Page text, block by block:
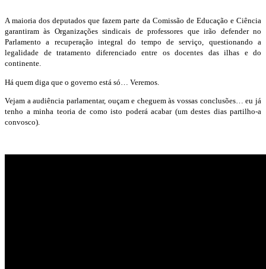
A maioria dos deputados que fazem parte da Comissão de Educação e Ciência
garantiram às Organizações sindicais de professores que irão defender no
Parlamento a recuperação integral do tempo de serviço, questionando a
legalidade de tratamento diferenciado entre os docentes das ilhas e do
continente.
Há quem diga que o governo está só… Veremos.
Vejam a audiência parlamentar, ouçam e cheguem às vossas conclusões… eu já
tenho a minha teoria de como isto poderá acabar (um destes dias partilho-a
convosco).